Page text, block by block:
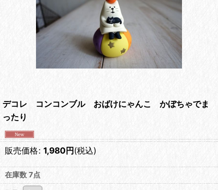
デコレ コンコンブル おばけにゃんこ かぼちゃでま
ったり
販売価格: 1,980円(税込)
在庫数 7点